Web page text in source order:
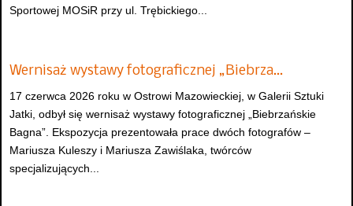
Sportowej MOSiR przy ul. Trębickiego...
Wernisaż wystawy fotograficznej „Biebrza…
17 czerwca 2026 roku w Ostrowi Mazowieckiej, w Galerii Sztuki
Jatki, odbył się wernisaż wystawy fotograficznej „Biebrzańskie
Bagna”. Ekspozycja prezentowała prace dwóch fotografów –
Mariusza Kuleszy i Mariusza Zawiślaka, twórców
specjalizujących...